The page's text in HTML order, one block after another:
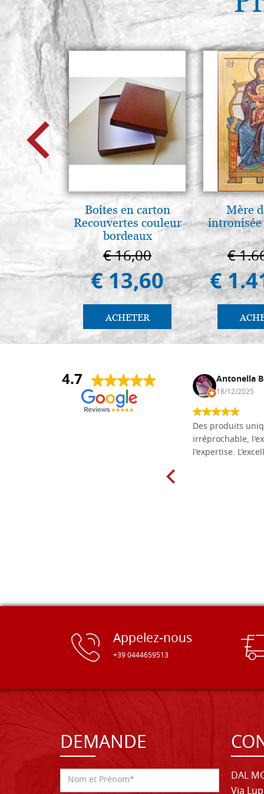
Boites en carton
Recouvertes couleur
bordeaux
€ 16,00
€ 13,60
ACHETER
Mère
intronisée
€
€
4.7
Daniel Vandewalle Antonella
18/12/2025
Des produits
irréprochable,
l'expertise.
Appelez-nous
+39 0444659513
DEMANDE
DAL